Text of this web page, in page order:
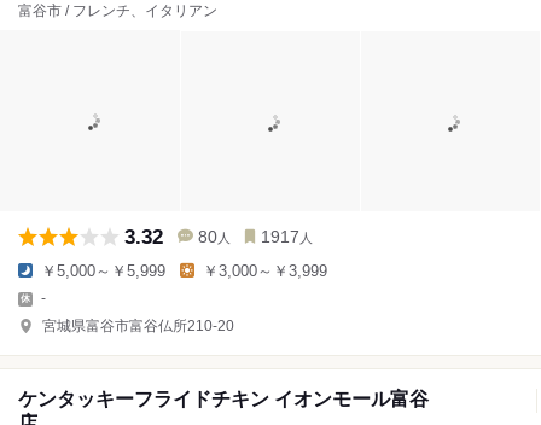
富谷市 / フレンチ、イタリアン
3.32 80 人 1917 人
￥5,000～￥5,999 ￥3,000～￥3,999
-
宮城県富谷市富谷仏所210-20
ケンタッキーフライドチキン イオンモール富谷